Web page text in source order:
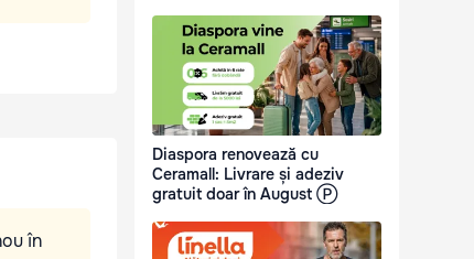
în
Diaspora renovează cu
Ceramall: Livrare și adeziv
gratuit doar în August Ⓟ